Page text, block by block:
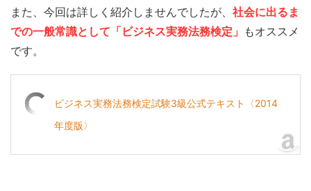
また、今回は詳しく紹介しませんでしたが、 社会に出るま
での一般常識として「ビジネス実務法務検定」 もオススメ
です。
ビジネス実務法務検定試験3級公式テキスト〈2014
年度版〉